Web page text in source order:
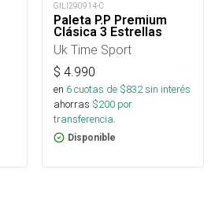
GILI290914-C
Paleta P.P Premium
Clásica 3 Estrellas
Uk Time Sport
$ 4.990
en 6cuotas de $832sin interés
ahorras $200 por
transferencia.
Disponible